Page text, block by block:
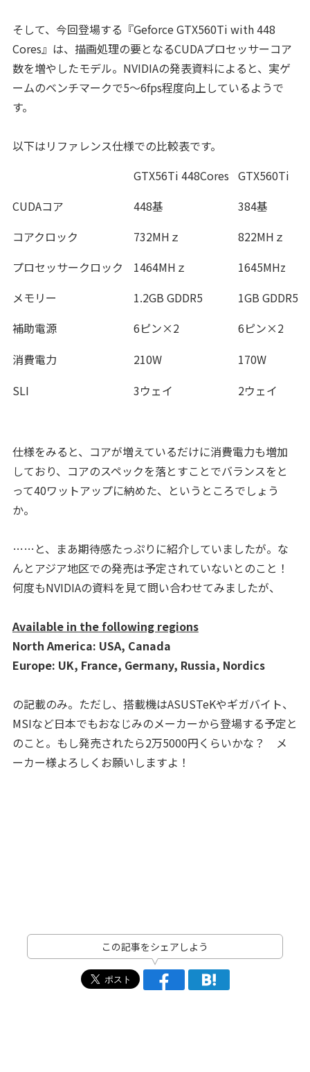
そして、今回登場する『Geforce GTX560Ti with 448
Cores』は、描画処理の要となるCUDAプロセッサーコア
数を増やしたモデル。NVIDIAの発表資料によると、実ゲ
ームのベンチマークで5～6fps程度向上しているようで
す。
以下はリファレンス仕様での比較表です。
GTX56Ti 448Cores GTX560Ti
CUDAコア
448基
384基
コアクロック
732MHｚ
822MHｚ
プロセッサークロック
1464MHｚ
1645MHz
メモリー
1.2GB GDDR5
1GB GDDR5
補助電源
6ピン×2
6ピン×2
消費電力
210W
170W
SLI
3ウェイ 2ウェイ
仕様をみると、コアが増えているだけに消費電力も増加
しており、コアのスペックを落とすことでバランスをと
って40ワットアップに納めた、というところでしょう
か。
……と、まあ期待感たっぷりに紹介していましたが。な
んとアジア地区での発売は予定されていないとのこと！
何度もNVIDIAの資料を見て問い合わせてみましたが、
Available in the following regions
North America: USA, Canada
Europe: UK, France, Germany, Russia, Nordics
の記載のみ。ただし、搭載機はASUSTeKやギガバイト、
MSIなど日本でもおなじみのメーカーから登場する予定と
のこと。もし発売されたら2万5000円くらいかな？ メ
ーカー様よろしくお願いしますよ！
この記事をシェアしよう